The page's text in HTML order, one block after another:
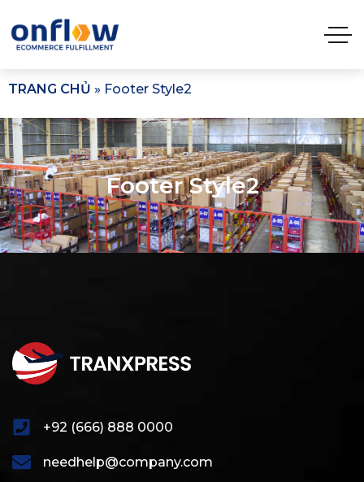
TRANG CHỦ » Footer Style2
Footer Style2
+92 (666) 888 0000
needhelp@company.com